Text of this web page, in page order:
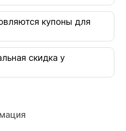
купоны для
скидка у